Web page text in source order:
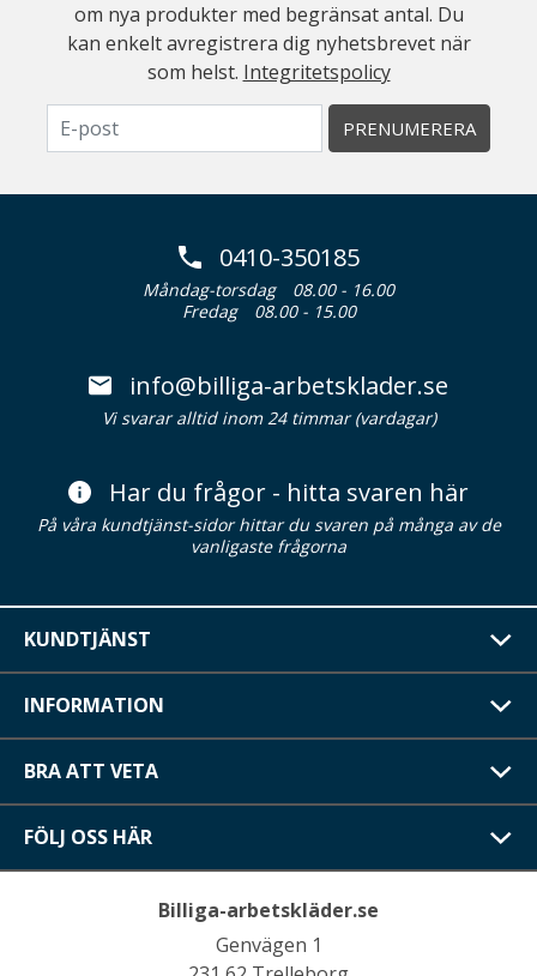
om nya produkter med begränsat antal. Du
kan enkelt avregistrera dig nyhetsbrevet när
som helst. Integritetspolicy
PRENUMERERA
0410-350185
Måndag-torsdag
08.00 - 16.00
Fredag
08.00 - 15.00
info@billiga-arbetsklader.se
Vi svarar alltid inom 24 timmar (vardagar)
Har du frågor - hitta svaren här
På våra kundtjänst-sidor hittar du svaren på många av de
vanligaste frågorna
KUNDTJÄNST
INFORMATION
BRA ATT VETA
FÖLJ OSS HÄR
Billiga-arbetskläder.se
Genvägen 1